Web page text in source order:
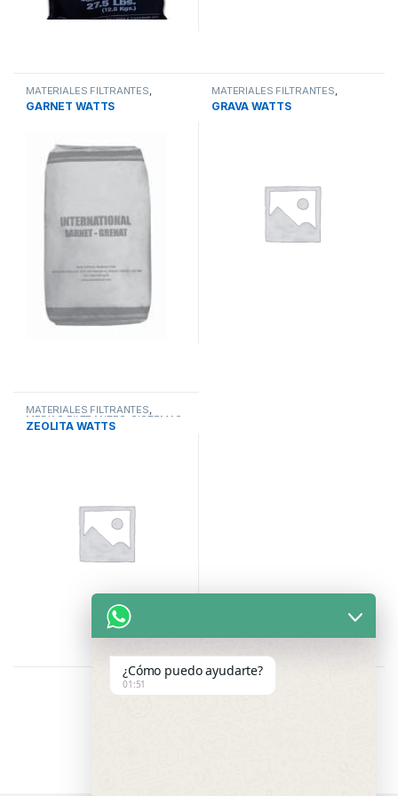
MATERIALES FILTRANTES
MEDIAS FILTRANTES SISTEMAS
DE TRATAMIENTO DE AGUA
GARNET WATTS
MATERIALES FILTRANTES
MEDIAS FILTRANTES SISTEMAS
DE TRATAMIENTO DE AGUA
GRAVA WATTS
MATERIALES FILTRANTES,
MEDIAS FILTRANTES SISTEMAS
DE TRATAMIENTO DE AGUA
ZEOLITA WATTS
Showing all 7 results
¿Cómo puedo ayudarte?
01:51